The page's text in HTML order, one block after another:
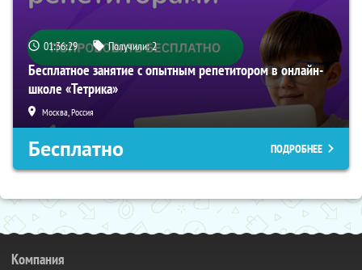
01:36:29 Получили:2
Бесплатное занятие с опытным репетитором в онлайн-
школе «Тетрика»
Москва, Россия
Бесплатно ПОДРОБНЕЕ
Компания